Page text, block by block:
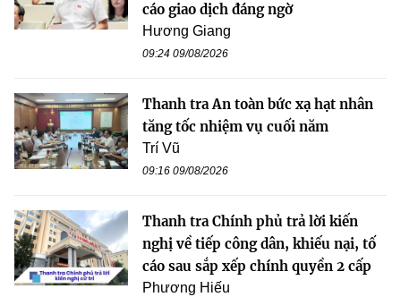
cáo giao dịch đáng ngờ
Hương Giang
09:24 09/08/2026
Thanh tra An toàn bức xạ hạt nhân
tăng tốc nhiệm vụ cuối năm
Trí Vũ
09:16 09/08/2026
Thanh tra Chính phủ trả lời kiến
nghị về tiếp công dân, khiếu nại, tố
cáo sau sắp xếp chính quyền 2 cấp
Phương Hiếu